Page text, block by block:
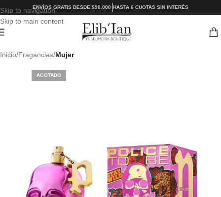
Skip to navigation
Skip to main content
ENVÍOS GRATIS DESDE $90.000 HASTA 6 CUOTAS SIN INTERÉS
Inicio Fragancias Mujer
AGOTADO